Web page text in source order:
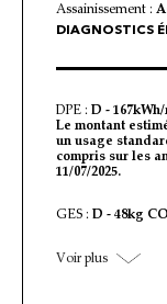
Assainissement :
DIAGNOSTICS
DPE : D -
Le montant
un usage
compris sur les
11/07/2025.
GES : D - 48kg
Voir plus